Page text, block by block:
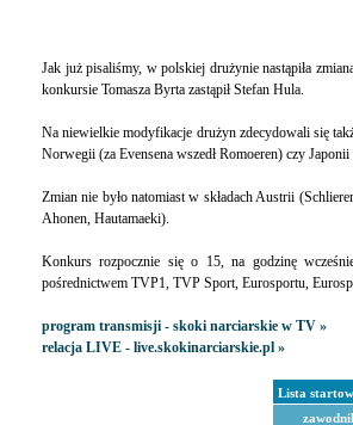
Jak już pisaliśmy, w polskiej drużynie nastąpiła
konkursie Tomasza Byrta zastąpił Stefan Hula.
Na niewielkie modyfikacje drużyn zdecydowali się
Norwegii (za Evensena wszedł Romoeren) czy
Zmian nie było natomiast w składach Austrii
Ahonen, Hautamaeki).
Konkurs rozpocznie się o 15, na godzinę
pośrednictwem TVP1, TVP Sport, Eurosportu,
program transmisji - skoki narciarskie w TV »
relacja LIVE - live.skokinarciarskie.pl »
Lista